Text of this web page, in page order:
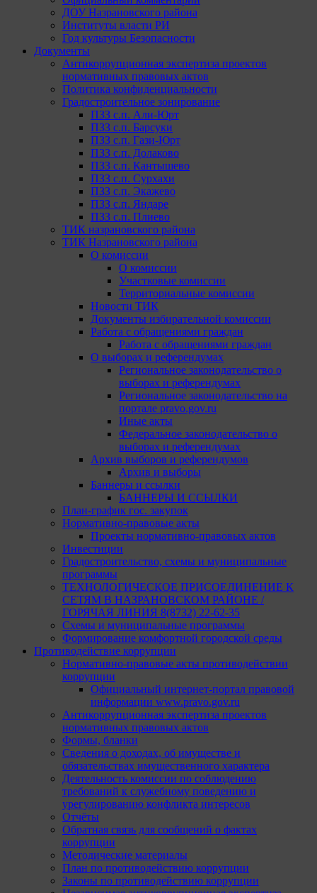
ДОУ Назрановского района
Институты власти РИ
Год культуры Безопасности
Документы
Антикоррупционная экспертиза проектов
нормативных правовых актов
Политика конфиденциальности
Градостроительное зонирование
ПЗЗ с.п. Али-Юрт
ПЗЗ с.п. Барсуки
ПЗЗ с.п. Гази-Юрт
ПЗЗ с.п. Долаково
ПЗЗ с.п. Кантышево
ПЗЗ с.п. Сурхахи
ПЗЗ с.п. Экажево
ПЗЗ с.п. Яндаре
ПЗЗ с.п. Плиево
ТИК назрановского района
ТИК Назрановского района
О комиссии
О комиссии
Участковые комиссии
Территориальные комиссии
Новости ТИК
Документы избирательной комиссии
Работа с обращениями граждан
Работа с обращениями граждан
О выборах и референдумах
Региональное законодательство о
выборах и референдумах
Региональное законодательство на
портале pravo.gov.ru
Иные акты
Федеральное законодательство о
выборах и референдумах
Архив выборов и референдумов
Архив и выборы
Баннеры и ссылки
БАННЕРЫ И ССЫЛКИ
План-график гос. закупок
Нормативно-правовые акты
Проекты нормативно-правовых актов
Инвестиции
Градостроительство, схемы и муниципальные
программы
ТЕХНОЛОГИЧЕСКОЕ ПРИСОЕДИНЕНИЕ К
СЕТЯМ В НАЗРАНОВСКОМ РАЙОНЕ /
ГОРЯЧАЯ ЛИНИЯ 8(8732) 22-62-35
Схемы и муниципальные программы
Формирование комфортной городской среды
Противодействие коррупции
Нормативно-правовые акты противодействии
коррупции
Официальный интернет-портал правовой
информации www.pravo.gov.ru
Антикоррупционная экспертиза проектов
нормативных правовых актов
Формы, бланки
Сведения о доходах, об имуществе и
обязательствах имущественного характера
Деятельность комиссии по соблюдению
требований к служебному поведению и
урегулированию конфликта интересов
Отчёты
Обратная связь для сообщений о фактах
коррупции
Методические материалы
План по противодействию коррупции
Законы по противодействию коррупции